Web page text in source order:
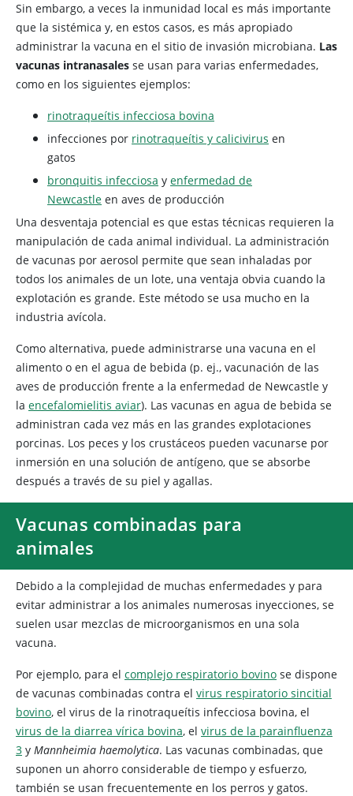
Sin embargo, a veces la inmunidad local es más importante
que la sistémica y, en estos casos, es más apropiado
administrar la vacuna en el sitio de invasión microbiana. Las
vacunas intranasales se usan para varias enfermedades,
como en los siguientes ejemplos:
rinotraqueítis infecciosa bovina
infecciones por rinotraqueítis y calicivirus en
gatos
bronquitis infecciosa y enfermedad de
Newcastle en aves de producción
Una desventaja potencial es que estas técnicas requieren la
manipulación de cada animal individual. La administración
de vacunas por aerosol permite que sean inhaladas por
todos los animales de un lote, una ventaja obvia cuando la
explotación es grande. Este método se usa mucho en la
industria avícola.
Como alternativa, puede administrarse una vacuna en el
alimento o en el agua de bebida (p. ej., vacunación de las
aves de producción frente a la enfermedad de Newcastle y
la encefalomielitis aviar). Las vacunas en agua de bebida se
administran cada vez más en las grandes explotaciones
porcinas. Los peces y los crustáceos pueden vacunarse por
inmersión en una solución de antígeno, que se absorbe
después a través de su piel y agallas.
Vacunas combinadas para
animales
Debido a la complejidad de muchas enfermedades y para
evitar administrar a los animales numerosas inyecciones, se
suelen usar mezclas de microorganismos en una sola
vacuna.
Por ejemplo, para el complejo respiratorio bovino se dispone
de vacunas combinadas contra el virus respiratorio sincitial
bovino, el virus de la rinotraqueítis infecciosa bovina, el
virus de la diarrea vírica bovina, el virus de la parainfluenza
3 y Mannheimia haemolytica. Las vacunas combinadas, que
suponen un ahorro considerable de tiempo y esfuerzo,
también se usan frecuentemente en los perros y gatos.